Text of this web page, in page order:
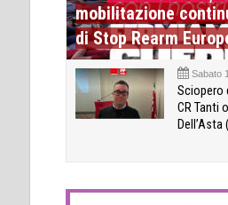
mobilitazione
di Stop Rearm
Sabato
Sciopero
CR Tanti
Dell’Asta